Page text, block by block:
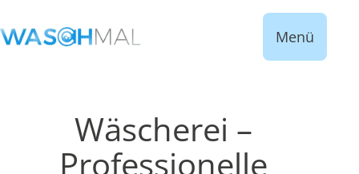
Menü
Wäscherei –
Professionelle